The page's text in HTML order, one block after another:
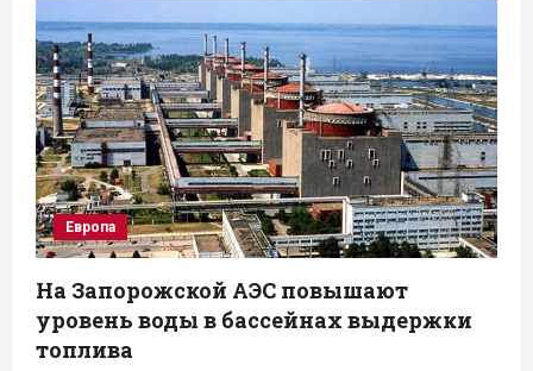
Европа
На Запорожской АЭС повышают
уровень воды в бассейнах выдержки
топлива